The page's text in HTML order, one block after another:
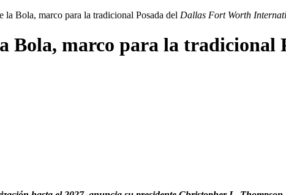
la Bola, marco para la tradicional Posada del Dallas Fort Worth
Bola, marco para la tradicional